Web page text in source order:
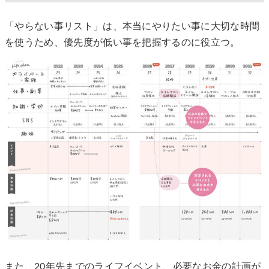
「やらない事リスト」は、本当にやりたい事に大切な時間
を使うため、優先度が低い事を把握するのに役立つ。
また、20年先までのライフイベント、必要なお金の計画が